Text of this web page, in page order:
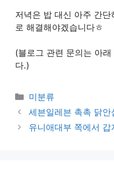
저녁은 밥 대신 아주 간
로 해결해야겠습니다ㅎ
(블로그 관련 문의는 아
다.)
Categories
미분류
세븐일레븐 촉촉 닭안
유니애대부 쪽에서